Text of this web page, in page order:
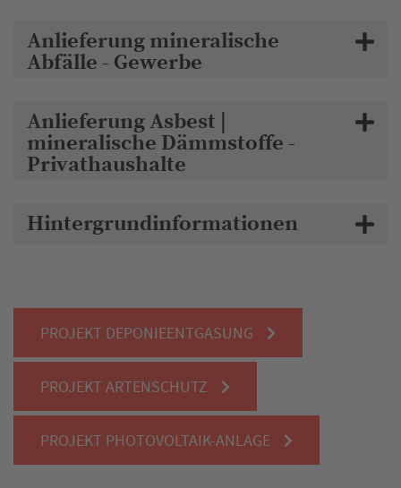
Anlieferung mineralische
Abfälle - Gewerbe
Anlieferung Asbest |
mineralische Dämmstoffe -
Privathaushalte
Hintergrundinformationen
PROJEKT DEPONIEENTGASUNG
PROJEKT ARTENSCHUTZ
PROJEKT PHOTOVOLTAIK-ANLAGE